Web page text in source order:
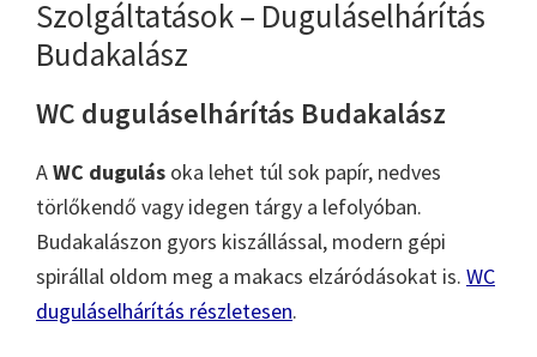
Szolgáltatások – Duguláselhárítás
Budakalász
WC duguláselhárítás Budakalász
AWC dugulás oka lehet túl sok papír, nedves
törlőkendő vagy idegen tárgy a lefolyóban.
Budakalászon gyors kiszállással, modern gépi
spirállal oldom meg a makacs elzáródásokat is. WC
duguláselhárítás részletesen.